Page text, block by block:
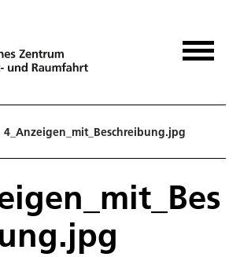
4_Anzeigen_mit_Beschreibung.jpg